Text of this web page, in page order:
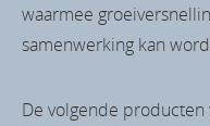
waarmee
samenwerking kan
De volgende